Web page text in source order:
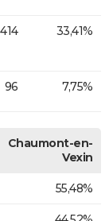
414 33,41%
96 7,75%
Chaumont-en-
Vexin
55,48%